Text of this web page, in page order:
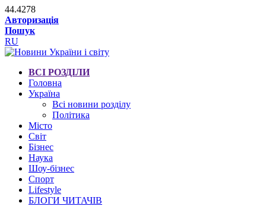
44.4278
Авторизація
Пошук
RU
ВСІ РОЗДІЛИ
Головна
Україна
Всі новини розділу
Політика
Місто
Світ
Бізнес
Наука
Шоу-бізнес
Спорт
Lifestyle
БЛОГИ ЧИТАЧІВ